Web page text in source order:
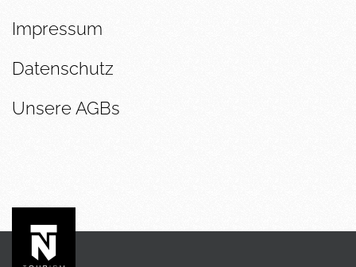
Impressum
Datenschutz
Unsere AGBs